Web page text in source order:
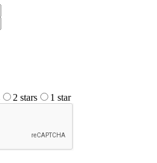
2 stars 1 star